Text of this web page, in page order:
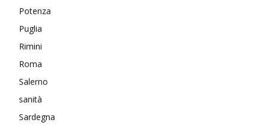
Potenza
Puglia
Rimini
Roma
Salerno
sanità
Sardegna